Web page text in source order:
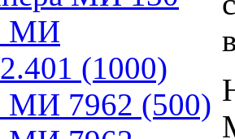
МИ
(1000)
МИ 7962 (500)